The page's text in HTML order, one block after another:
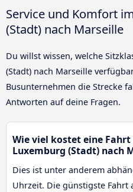
Service und Komfort
(Stadt) nach Marseille
Du willst wissen, welche
(Stadt) nach Marseille
Busunternehmen die Strecke
Antworten auf deine Fragen.
Wie viel kostet eine
Luxemburg (Stadt) nach
Dies ist unter anderem
Uhrzeit. Die günstigste Fahrt